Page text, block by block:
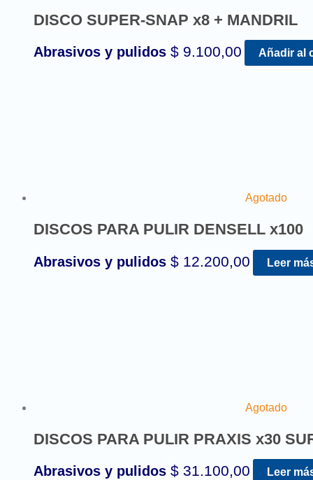
DISCO SUPER-SNAP x8 + MANDRIL
Abrasivos y pulidos $ 9.100,00 Añadir al
Agotado
DISCOS PARA PULIR DENSELL x100
Abrasivos y pulidos $ 12.200,00 Leer
Agotado
DISCOS PARA PULIR PRAXIS x30
Abrasivos y pulidos $ 31.100,00 Leer